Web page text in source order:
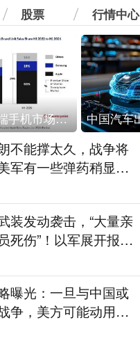
股票 行情中心
苹果拿下高端手机市场65%的份额：iPhone 17系列功不可没
不能撑太久，战争将
军有一些弹药稍显紧
拟议的海峡管理文本
装发动袭击，“大量亲
死伤”！以军展开报复
曝光：一旦与中国或
争，美方可能动用战